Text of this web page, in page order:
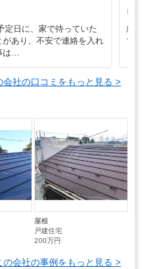
定日に、家で待っていた
あり、不安で連絡を入れ
は…
細
て
会社の口コミをもっと見る >
屋根
戸建住宅
200万円
の会社の事例をもっと見る >